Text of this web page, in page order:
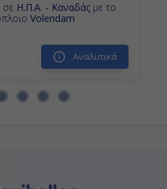
σε Η.Π.Α. - Καναδάς με το
Volendam
Αναλυτικά